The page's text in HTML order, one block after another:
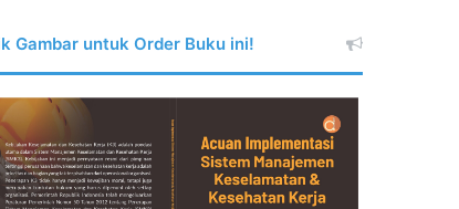
Gambar untuk Order Buku ini!